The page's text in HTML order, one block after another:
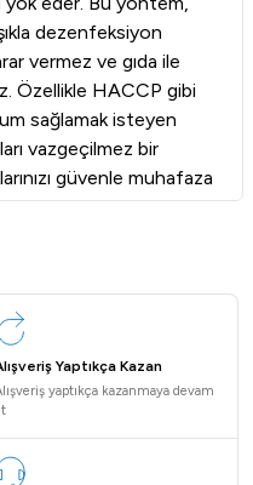
dezenfeksiyon
vermez ve gıda ile
Özellikle HACCP gibi
sağlamak isteyen
vazgeçilmez bir
güvenle muhafaza
öncesi tamamen
düşünülerek
bulunmaktadır.
kapasiteleri (5'li, 10'lu,
zamanlayıcı ve
olarak kesen güvenlik
Mıknatıslı
her boyuttaki bıçak
Yaptıkça Kazan
yaptıkça kazanmaya devam